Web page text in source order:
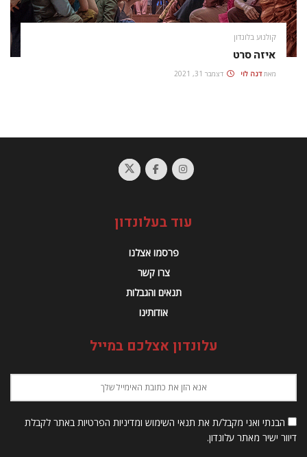
קולנוע בלונדון
איזה סרט
מאת דנה לוי דצמבר 31, 2021
עוד בעלונדון
פרסמו אצלנו
צרו קשר
תנאים והגבלות
אודותינו
עלונדון אצלכם במייל
הבנתי ואני מקבל/ת את תנאי השימוש ומדיניות הפרטיות באתר לקבלת
דיוור ישיר מאתר עלונדון.